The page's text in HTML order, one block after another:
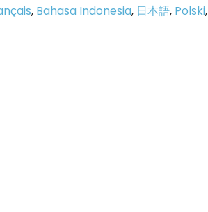
, Bahasa Indonesia, 日本語, Polski,